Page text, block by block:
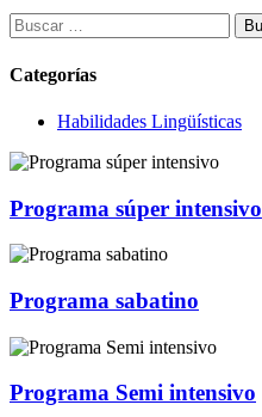
Buscar:
Categorías
Habilidades Lingüísticas
Programa súper intensivo
Programa sabatino
Programa Semi intensivo